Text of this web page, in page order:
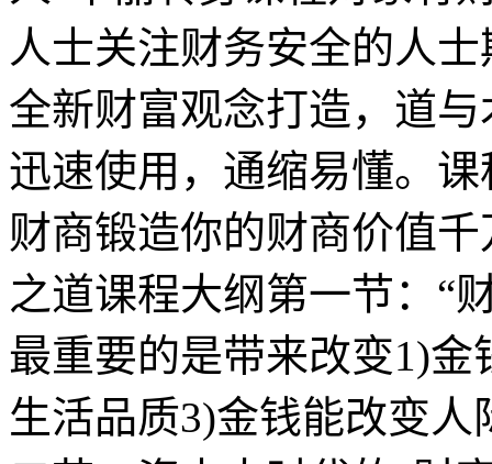
人士关注财务安全的人
全新财富观念打造，道
迅速使用，通缩易懂。
财商锻造你的财商价值
之道课程大纲第一节：“
最重要的是带来改变1)
生活品质3)金钱能改变